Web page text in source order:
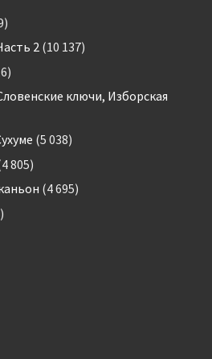
2 (10 137)
ключи, Изборская
(5 038)
805)
(4 695)